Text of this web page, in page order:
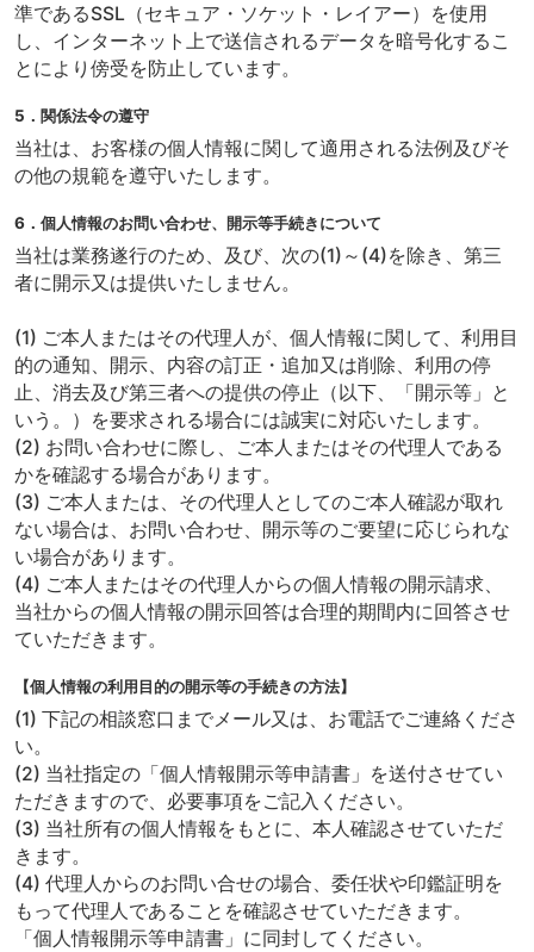
準であるSSL（セキュア・ソケット・レイアー）を使用
し、インターネット上で送信されるデータを暗号化するこ
とにより傍受を防止しています。
5．関係法令の遵守
当社は、お客様の個人情報に関して適用される法例及びそ
の他の規範を遵守いたします。
6．個人情報のお問い合わせ、開示等手続きについて
当社は業務遂行のため、及び、次の(1)～(4)を除き、第三
者に開示又は提供いたしません。
(1) ご本人またはその代理人が、個人情報に関して、利用目
的の通知、開示、内容の訂正・追加又は削除、利用の停
止、消去及び第三者への提供の停止（以下、「開示等」と
いう。）を要求される場合には誠実に対応いたします。
(2) お問い合わせに際し、ご本人またはその代理人である
かを確認する場合があります。
(3) ご本人または、その代理人としてのご本人確認が取れ
ない場合は、お問い合わせ、開示等のご要望に応じられな
い場合があります。
(4) ご本人またはその代理人からの個人情報の開示請求、
当社からの個人情報の開示回答は合理的期間内に回答させ
ていただきます。
【個人情報の利用目的の開示等の手続きの方法】
(1) 下記の相談窓口までメール又は、お電話でご連絡くださ
い。
(2) 当社指定の「個人情報開示等申請書」を送付させてい
ただきますので、必要事項をご記入ください。
(3) 当社所有の個人情報をもとに、本人確認させていただ
きます。
(4) 代理人からのお問い合せの場合、委任状や印鑑証明を
もって代理人であることを確認させていただきます。
「個人情報開示等申請書」に同封してください。